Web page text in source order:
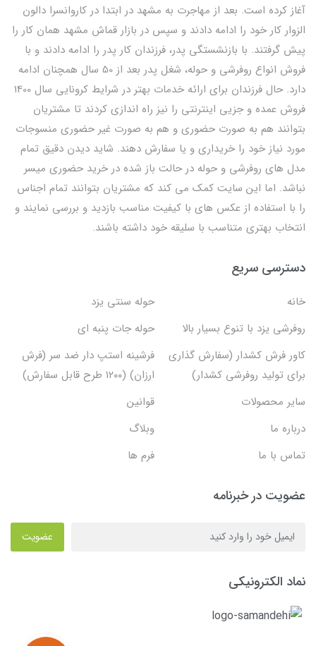
آغاز کرده است. بعد از مهاجرت به مشهد در ابتدا در کاروانسرا دالون
الزوار کار خود را ادامه دادند و سپس در بازار قماش مشهد همان کار را
پیش گرفتند. با بازنشستگی پدر، فرزندان کار پدر را ادامه دادند و با
فروش انواع روفرشی و حوله، شغل پدر بعد از 50 سال همچنان ادامه
دارد. حال فرزندان برای ارائه خدمات بهتر در شرایط کرونایی سال 1400
فروش عمده و جزیی اینترنتی را نیز راه اندازی کردند تا مشتریان
بتوانند هم به صورت حضوری و هم به صورت غیر حضوری منسوجات
مورد نیاز خود را خریداری و یا سفارش دهند. شاید دیدن دقیق تمام
مدل های روفرشی و حوله در حالت باز شده در خرید حضوری میسر
نباشد. اما این سایت کمک می کند که مشتریان بتوانند تمام اجناس
را با استفاده از عکس های با کیفیت مناسب بازدید و بررسی نمایند و
انتخاب بهتری متناسب با سلیقه خود داشته باشند.
دسترسی سریع
خانه
حوله سنتی یزد
روفرشی یزد با تنوع بسیار بالا
حوله جات پنبه ای
کاور فرش کشدار (سفارش گذاری
برای تولید روفرشی کشدار)
فرشینه استپ دار ضد سر (فرش
ارزان) (۱۲۰۰ طرح قابل سفارش)
سایر محصولات
قوانین
درباره ما
وبلاگ
تماس با ما
فرم ها
عضویت در خبرنامه
عضویت
نماد الکترونیکی